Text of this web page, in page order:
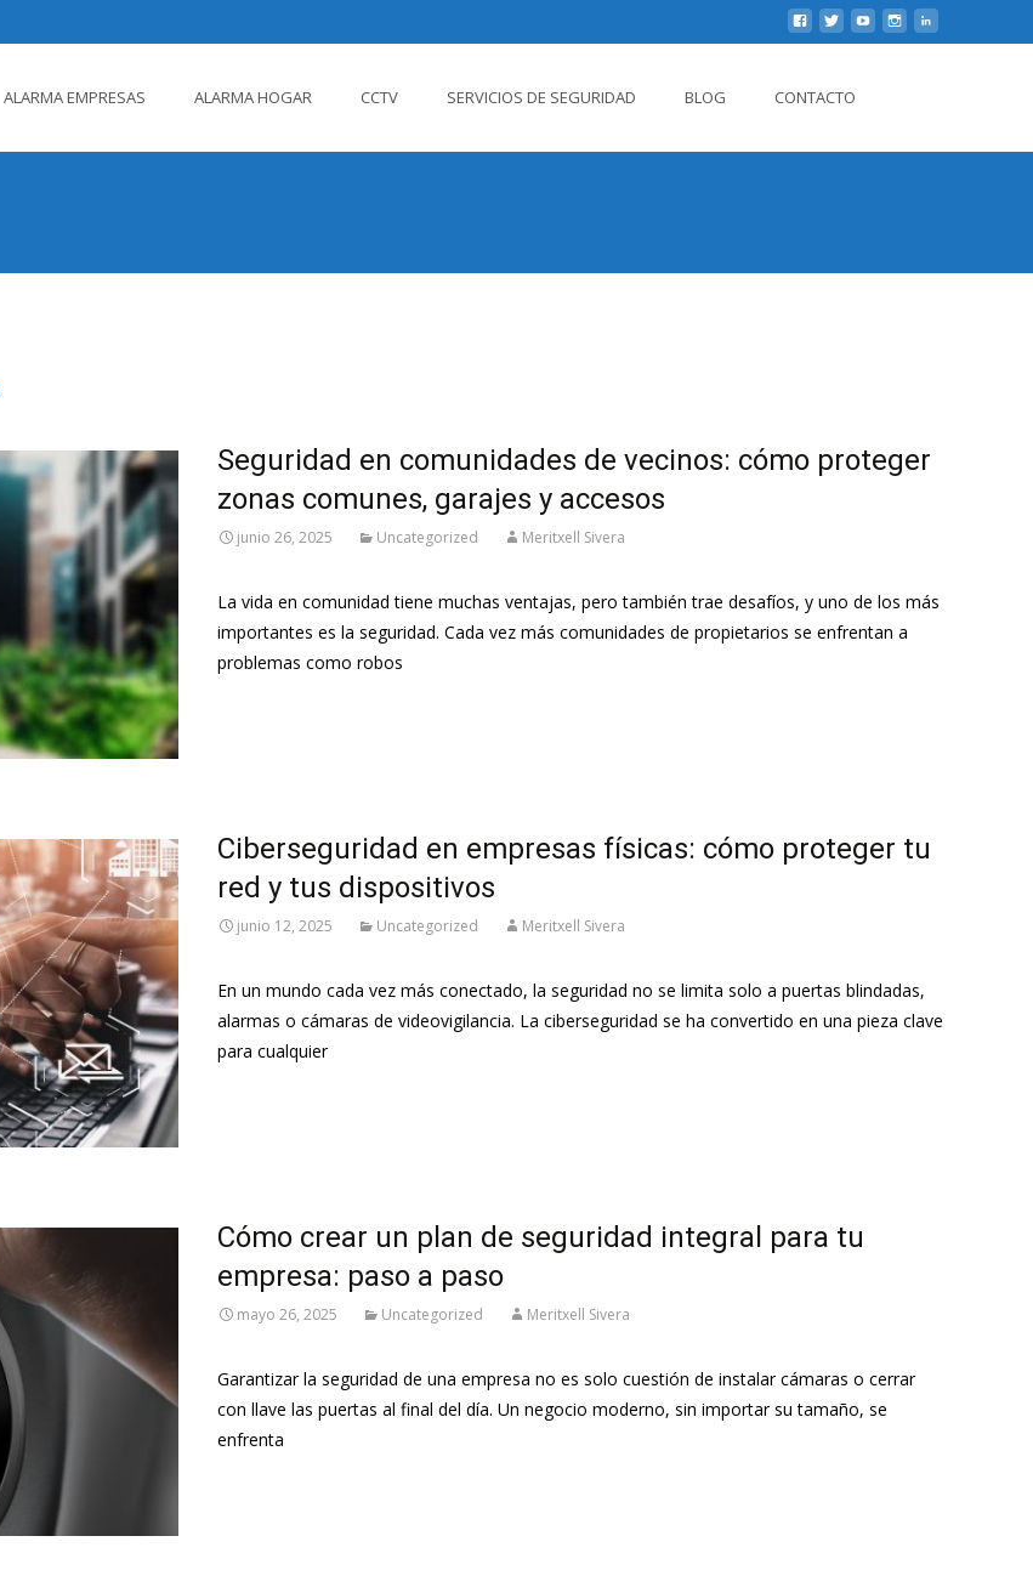
ALARMA EMPRESAS ALARMA HOGAR CCTV SERVICIOS DE SEGURIDAD BLOG CONTACTO
Seguridad en comunidades de vecinos: cómo proteger
zonas comunes, garajes y accesos
junio 26, 2025 Uncategorized Meritxell Sivera
La vida en comunidad tiene muchas ventajas, pero también trae desafíos, y uno de los más
importantes es la seguridad. Cada vez más comunidades de propietarios se enfrentan a
problemas como robos
Ciberseguridad en empresas físicas: cómo proteger tu
red y tus dispositivos
junio 12, 2025 Uncategorized Meritxell Sivera
En un mundo cada vez más conectado, la seguridad no se limita solo a puertas blindadas,
alarmas o cámaras de videovigilancia. La ciberseguridad se ha convertido en una pieza clave
para cualquier
Cómo crear un plan de seguridad integral para tu
empresa: paso a paso
mayo 26, 2025 Uncategorized Meritxell Sivera
Garantizar la seguridad de una empresa no es solo cuestión de instalar cámaras o cerrar
con llave las puertas al final del día. Un negocio moderno, sin importar su tamaño, se
enfrenta